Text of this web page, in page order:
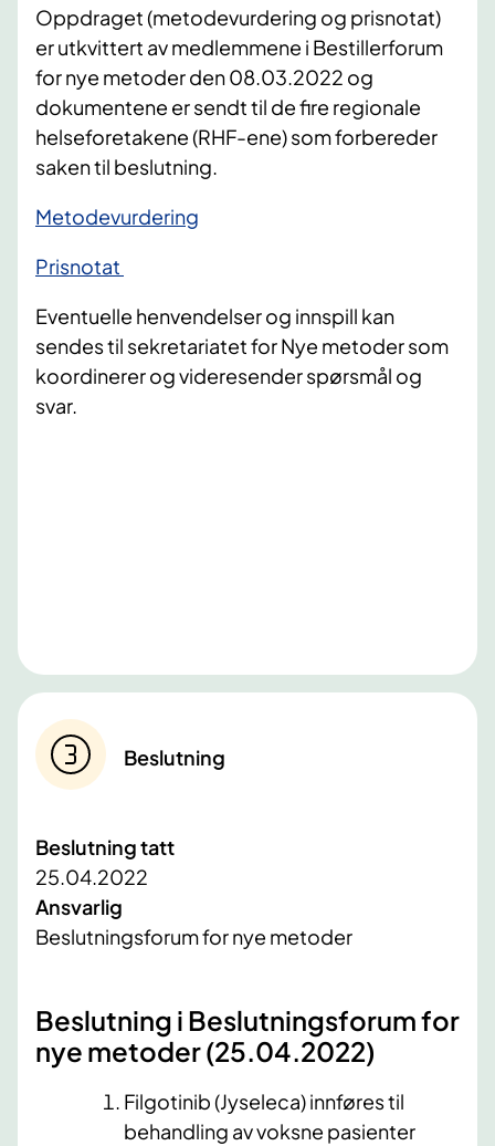
Oppdraget (metodevurdering og prisnotat)
er utkvittert av medlemmene i Bestillerforum
for nye metoder den 08.03.2022 og
dokumentene er sendt til de fire regionale
helseforetakene (RHF-ene) som forbereder
saken til beslutning.
Metodevurdering
Prisnotat
Eventuelle henvendelser og innspill kan
sendes til sekretariatet for Nye metoder som
koordinerer og videresender spørsmål og
svar.
Beslutning
Beslutning tatt
25.04.2022
Ansvarlig
Beslutningsforum for nye metoder
​Beslutning i Beslutningsforum for
nye metoder (25.04.2022)
Filgotinib (Jyseleca) innføres til
behandling av voksne pasienter